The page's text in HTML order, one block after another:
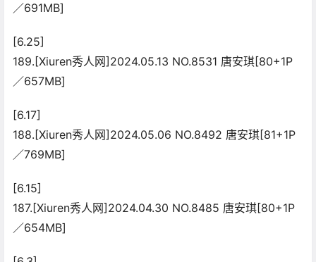
／691MB]
[6.25]
189.[Xiuren秀人网]2024.05.13 NO.8531 唐安琪[80+1P
／657MB]
[6.17]
188.[Xiuren秀人网]2024.05.06 NO.8492 唐安琪[81+1P
／769MB]
[6.15]
187.[Xiuren秀人网]2024.04.30 NO.8485 唐安琪[80+1P
／654MB]